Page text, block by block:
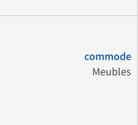
commode
Meubles